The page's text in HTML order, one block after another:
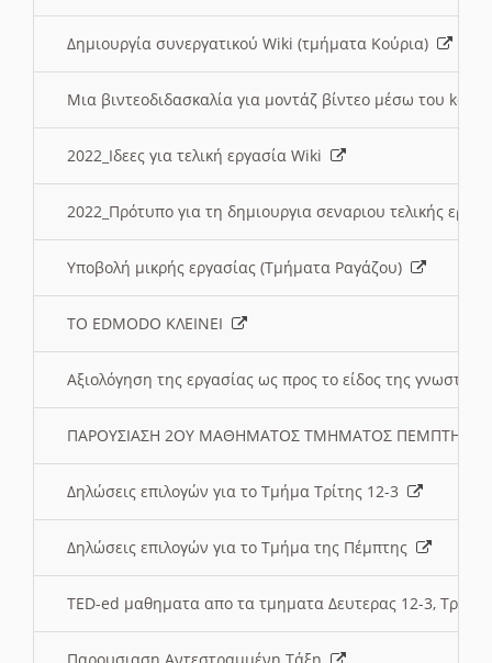
Δημιουργία συνεργατικού Wiki (τμήματα Κούρια)
Μια βιντεοδιδασκαλία για μοντάζ βίντεο μέσω του
2022_Ιδεες για τελική εργασία Wiki
2022_Πρότυπο για τη δημιουργια σεναριου τελικής
Υποβολή μικρής εργασίας (Τμήματα Ραγάζου)
ΤΟ EDMODO ΚΛΕΙΝΕΙ
Αξιολόγηση της εργασίας ως προς το είδος της
ΠΑΡΟΥΣΙΑΣΗ 2ΟΥ ΜΑΘΗΜΑΤΟΣ ΤΜΗΜΑΤΟΣ
Δηλώσεις επιλογών για το Τμήμα Τρίτης 12-3
Δηλώσεις επιλογών για το Τμήμα της Πέμπτης
TED-ed μαθηματα απο τα τμηματα Δευτερας 12-3,